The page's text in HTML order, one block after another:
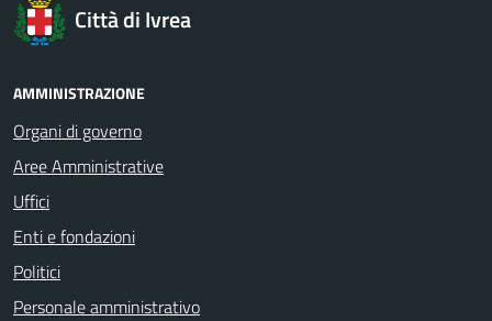
Città di Ivrea
AMMINISTRAZIONE
Organi di governo
Aree Amministrative
Uffici
Enti e fondazioni
Politici
Personale amministrativo